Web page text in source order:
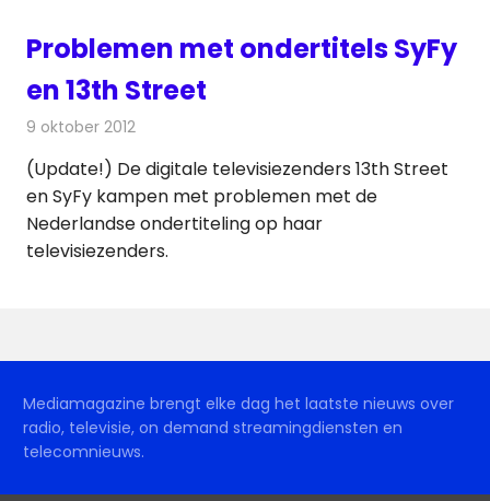
Problemen met ondertitels SyFy
en 13th Street
9 oktober 2012
(Update!) De digitale televisiezenders 13th Street
en SyFy kampen met problemen met de
Nederlandse ondertiteling op haar
televisiezenders.
Mediamagazine brengt elke dag het laatste nieuws over
radio, televisie, on demand streamingdiensten en
telecomnieuws.